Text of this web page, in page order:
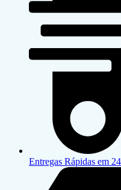
Entregas Rápidas em